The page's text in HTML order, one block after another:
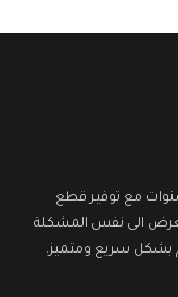
مع توفير قطع
الى نفس المشكلة
بشكل سريع ومتميز.